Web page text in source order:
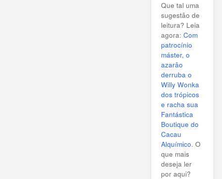
Que tal uma
sugestão de
leitura? Leia
agora: Com
patrocínio
máster, o
azarão
derruba o
Willy Wonka
dos trópicos
e racha sua
Fantástica
Boutique do
Cacau
Alquímico. O
que mais
deseja ler
por aqui?